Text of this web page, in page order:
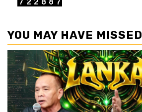
YOU MAY HAVE MISSED